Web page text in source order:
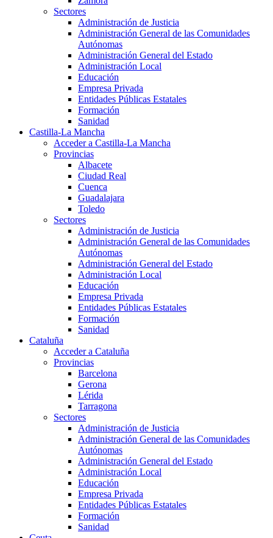
Sectores
Administración de Justicia
Administración General de las Comunidades
Autónomas
Administración General del Estado
Administración Local
Educación
Empresa Privada
Entidades Públicas Estatales
Formación
Sanidad
Castilla-La Mancha
Acceder a Castilla-La Mancha
Provincias
Albacete
Ciudad Real
Cuenca
Guadalajara
Toledo
Sectores
Administración de Justicia
Administración General de las Comunidades
Autónomas
Administración General del Estado
Administración Local
Educación
Empresa Privada
Entidades Públicas Estatales
Formación
Sanidad
Cataluña
Acceder a Cataluña
Provincias
Barcelona
Gerona
Lérida
Tarragona
Sectores
Administración de Justicia
Administración General de las Comunidades
Autónomas
Administración General del Estado
Administración Local
Educación
Empresa Privada
Entidades Públicas Estatales
Formación
Sanidad